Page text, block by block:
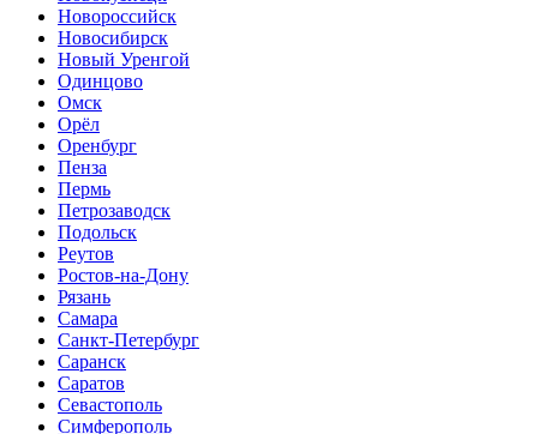
Новороссийск
Новосибирск
Новый Уренгой
Одинцово
Омск
Орёл
Оренбург
Пенза
Пермь
Петрозаводск
Подольск
Реутов
Ростов-на-Дону
Рязань
Самара
Санкт-Петербург
Саранск
Саратов
Севастополь
Симферополь